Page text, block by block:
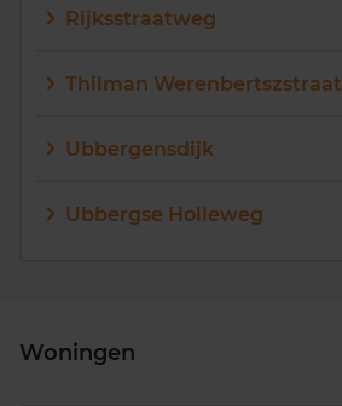
Rijksstraatweg
Thilman Werenbertszstraat
Ubbergensdijk
Ubbergse Holleweg
Woningen